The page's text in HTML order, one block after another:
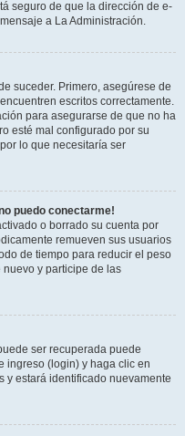
seguro de que la dirección de e-
a La Administración.
suceder. Primero, asegúrese de
escritos correctamente.
para asegurarse de que no ha
esté mal configurado por su
lo que necesitaría ser
puedo conectarme!
o borrado su cuenta por
remueven sus usuarios
de tiempo para reducir el peso
y participe de las
ser recuperada puede
ingreso (login) y haga clic en
y estará identificado nuevamente